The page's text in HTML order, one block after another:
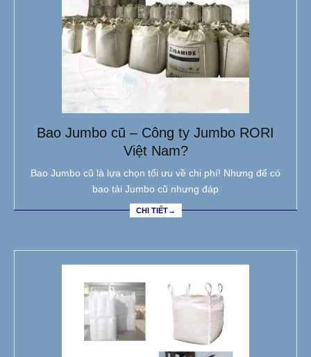
Bao Jumbo cũ – Công ty Jumbo RORI
Việt Nam?
Bao Jumbo cũ là lựa chọn tối ưu về chi phí! Nhưng để có
bao tải Jumbo cũ nhưng đáp
CHI TIẾT→